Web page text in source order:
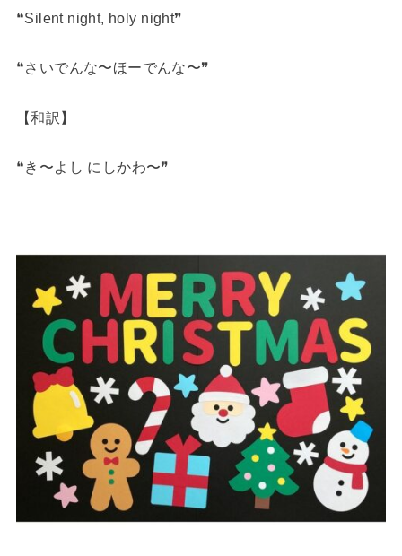
❝Silent night, holy night❞
❝さいでんな〜ほーでんな〜❞
【和訳】
❝き〜よし にしかわ〜❞